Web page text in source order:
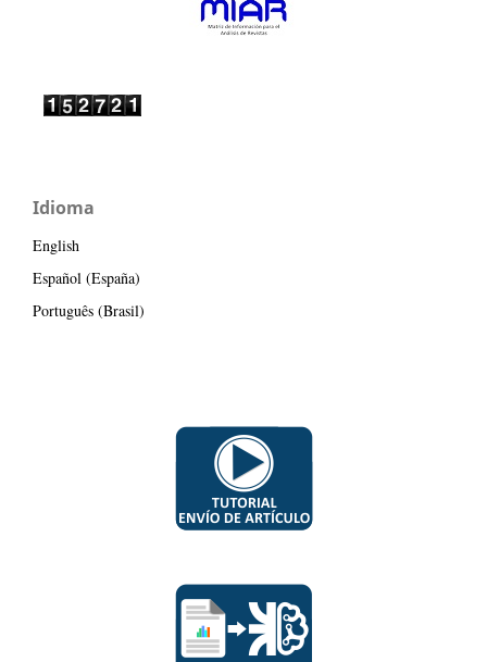
Idioma
English
Español (España)
Português (Brasil)